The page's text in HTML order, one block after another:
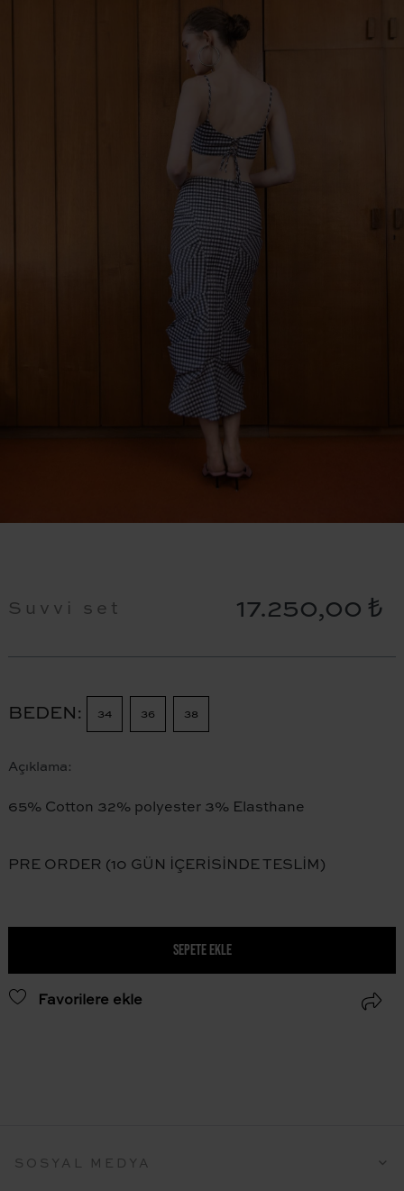
Suvvi set 17.250,00 ₺
BEDEN 34 36 38
Açıklama:
65% Cotton 32% polyester 3% Elasthane
PRE ORDER (10 GÜN İÇERİSİNDE TESLİM)
SEPETE EKLE
Favorilere ekle
SOSYAL MEDYA